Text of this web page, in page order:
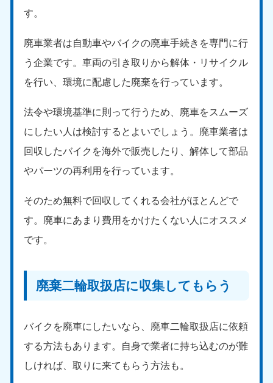
す。
廃車業者は自動車やバイクの廃車手続きを専門に行
う企業です。車両の引き取りから解体・リサイクル
を行い、環境に配慮した廃棄を行っています。
法令や環境基準に則って行うため、廃車をスムーズ
にしたい人は検討するとよいでしょう。廃車業者は
回収したバイクを海外で販売したり、解体して部品
やパーツの再利用を行っています。
そのため無料で回収してくれる会社がほとんどで
す。廃車にあまり費用をかけたくない人にオススメ
です。
廃棄二輪取扱店に収集してもらう
バイクを廃車にしたいなら、廃車二輪取扱店に依頼
する方法もあります。自身で業者に持ち込むのが難
しければ、取りに来てもらう方法も。
050-1880-9891
9:00〜19:00 年中無休
050-1880-9889
9:00〜19:00 年中無休
大分県
9:00〜19:00 年中無休
宮崎県
9:00〜19:00 年中無休
熊本県
050-1880-9892
9:00〜19:00 年中無休
沖縄県
050-1880-9887
9:00〜19:00 年中無休